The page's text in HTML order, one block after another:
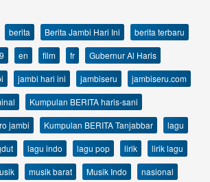
berita Berita Jambi Hari Ini
berita terbaru
en film fr
Gubernur Al Haris
jambi hari ini jambiseru
jambiseru.com
Kumpulan BERITA haris-sani
jambi
Kumpulan BERITA Tanjabbar
lagu
lagu indo lagu pop lirik
lirik lagu
musik barat Musik Indo
nasional